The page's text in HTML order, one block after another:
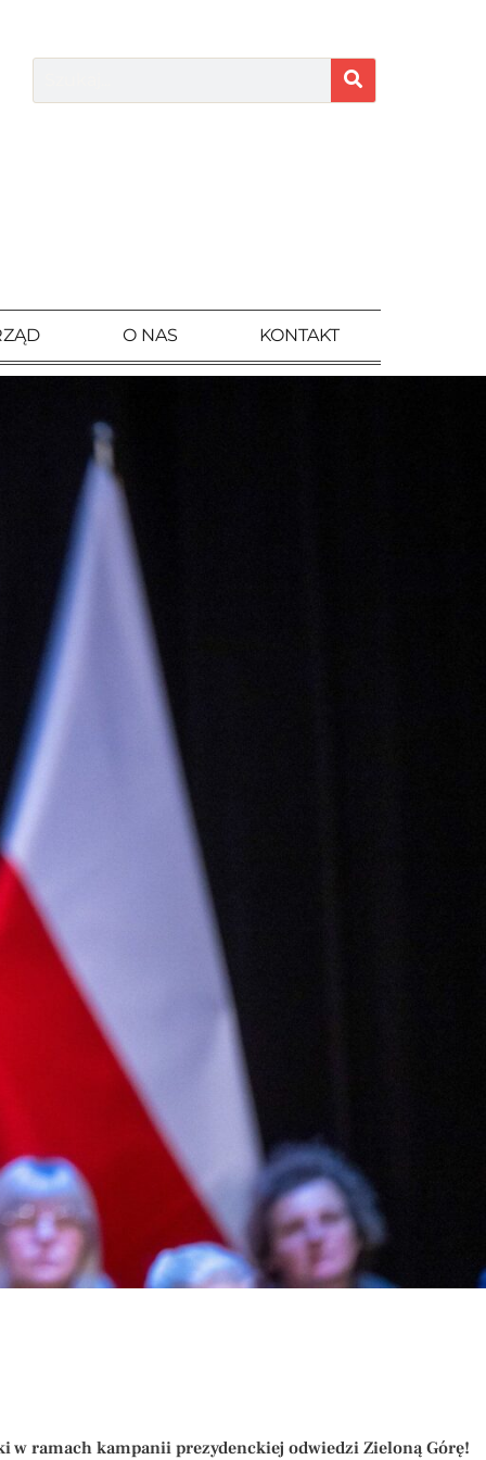
O NAS KONTAKT
w ramach kampanii prezydenckiej odwiedzi Zieloną Górę!